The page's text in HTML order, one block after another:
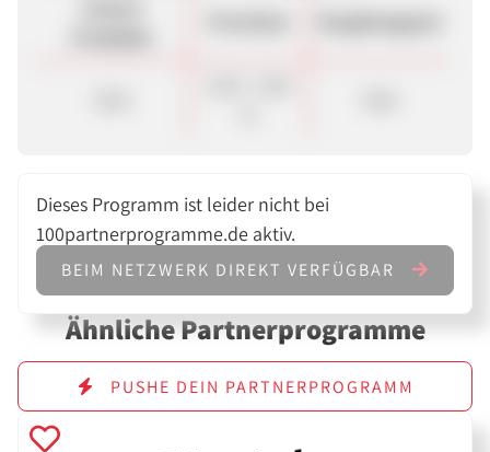
Dieses Programm ist leider nicht bei
100partnerprogramme.de aktiv.
BEIM NETZWERK DIREKT VERFÜGBAR
Ähnliche Partnerprogramme
PUSHE DEIN PARTNERPROGRAMM